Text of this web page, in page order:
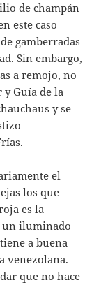
de champán
este caso
gamberradas
Sin embargo,
a remojo, no
y Guía de la
y se
el
los que
es la
un iluminado
a buena
venezolana.
que no hace